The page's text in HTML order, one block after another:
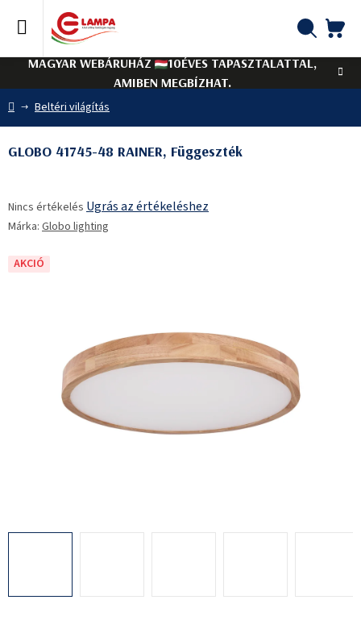
tartalomhoz
MAGYAR WEBÁRUHÁZ
10ÉVES TAPASZTALATTAL,
AMIBEN MEGBÍZHAT.
Kezdőlap
Beltéri világítás
GLOBO 41745-48 RAINER, Függeszték
termék
átlagos
5-
Nincs értékelés Ugrás az értékeléshez
Márka: Globo lighting
AKCIÓ